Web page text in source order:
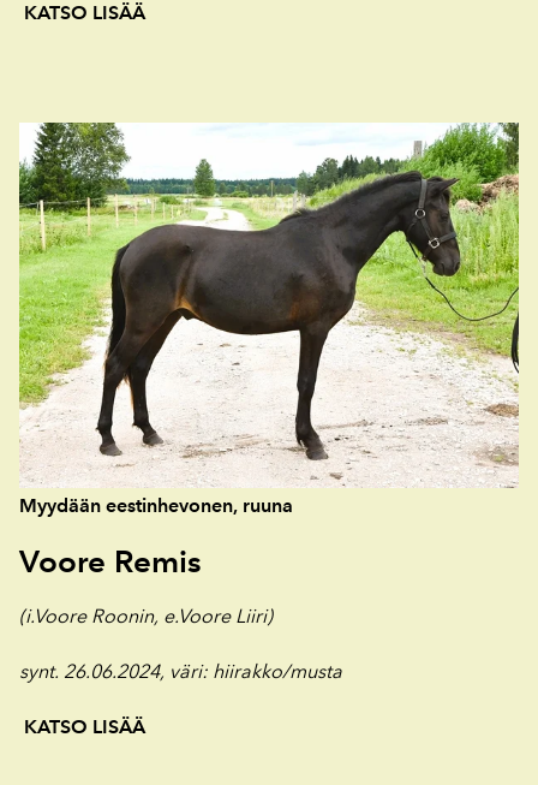
KATSO LISÄÄ
Myydään eestinhevonen, ruuna
Voore Remis
(i.Voore Roonin, e.Voore Liiri)
synt. 26.06.2024, väri: hiirakko/musta
KATSO LISÄÄ